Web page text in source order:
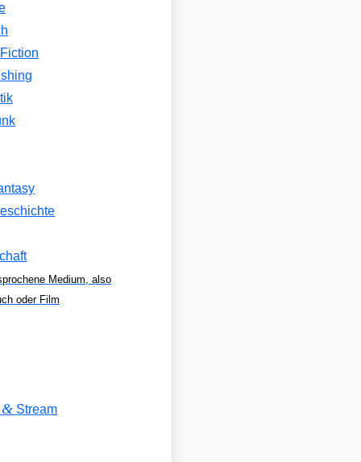
Medium, also
oder Film
& Stream